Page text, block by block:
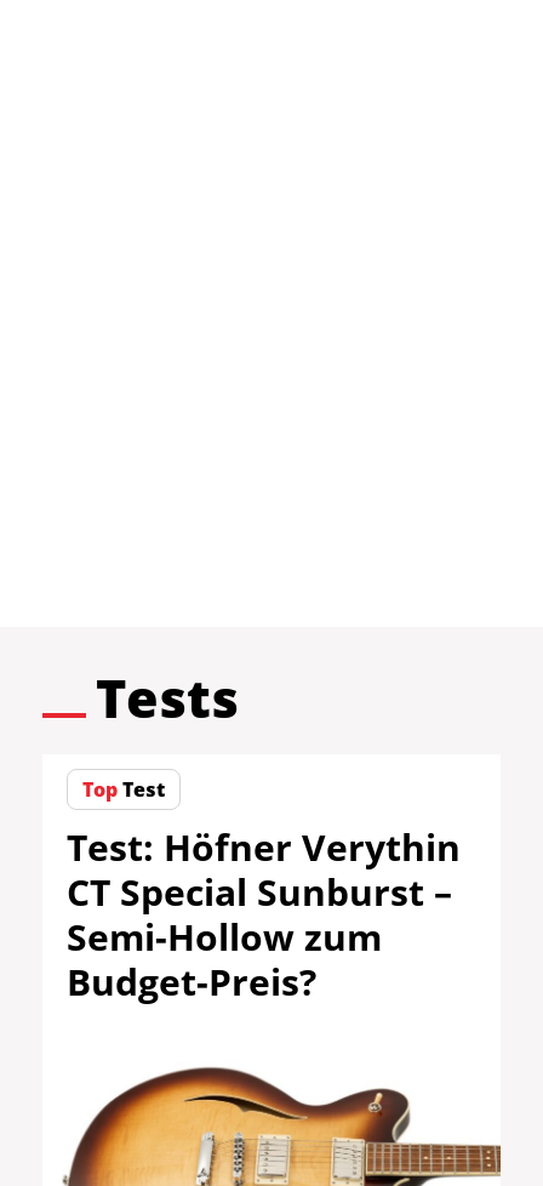
Tests
TopTest
Test: Höfner Verythin
CT Special Sunburst –
Semi-Hollow zum
Budget-Preis?